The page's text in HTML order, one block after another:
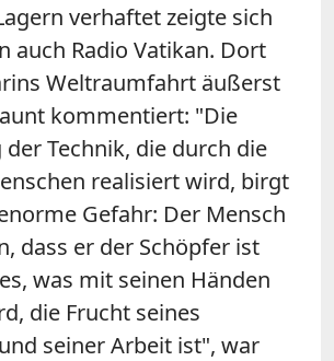
verhaftet zeigte sich
auch Radio Vatikan. Dort
Weltraumfahrt äußerst
kommentiert: "Die
Technik, die durch die
realisiert wird, birgt
Gefahr: Der Mensch
dass er der Schöpfer ist
was mit seinen Händen
die Frucht seines
seiner Arbeit ist", war